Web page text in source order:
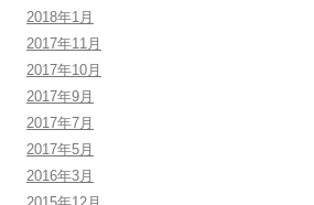
2018年1月
2017年11月
2017年10月
2017年9月
2017年7月
2017年5月
2016年3月